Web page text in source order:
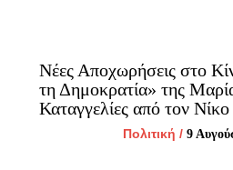
Νέες Αποχωρήσεις στο
τη Δημοκρατία» της
Καταγγελίες από τον
Πολιτική / 9